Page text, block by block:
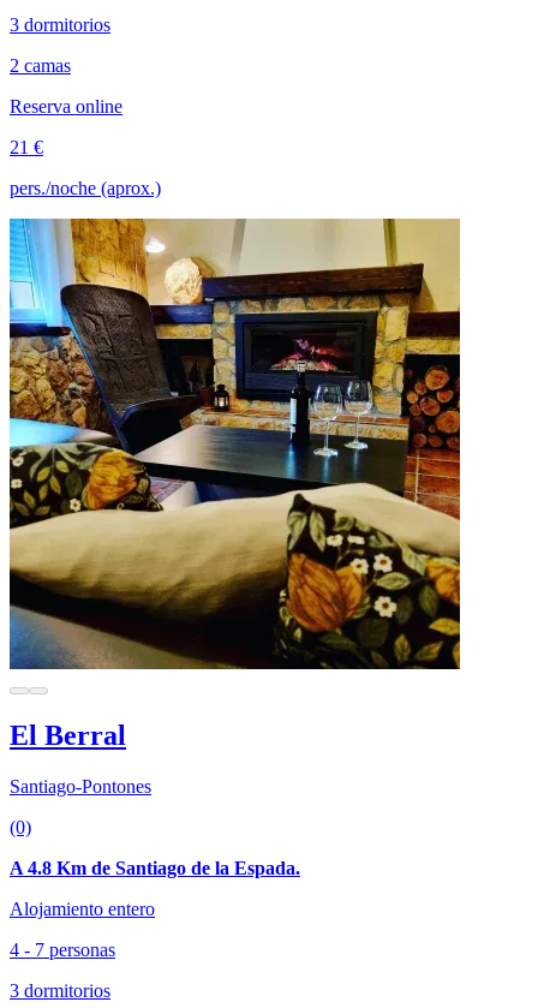
3 dormitorios
2 camas
Reserva online
21 €
pers./noche (aprox.)
El Berral
Santiago-Pontones
(0)
A 4.8 Km de Santiago de la Espada.
Alojamiento entero
4 - 7 personas
3 dormitorios